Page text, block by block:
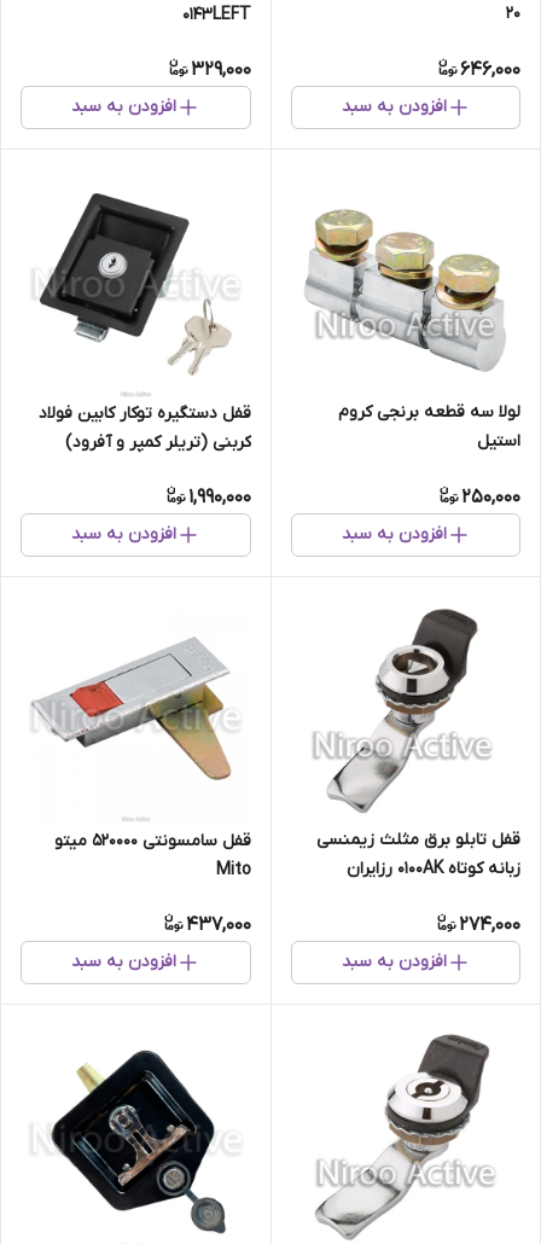
۲۰
646,000
افزودن به سبد
۰۱۴۳LEFT
329,000
افزودن به سبد
لولا سه قطعه برنجی کروم
استیل
250,000
افزودن به سبد
قفل دستگیره توکار کابین فولاد
کربنی (تریلر کمپر و آفرود)
1,990,000
افزودن به سبد
قفل تابلو برق مثلث زیمنسی
زبانه کوتاه ۰۱۰۰AK رزایران
274,000
افزودن به سبد
قفل سامسونتی 520000 میتو
Mito
437,000
افزودن به سبد